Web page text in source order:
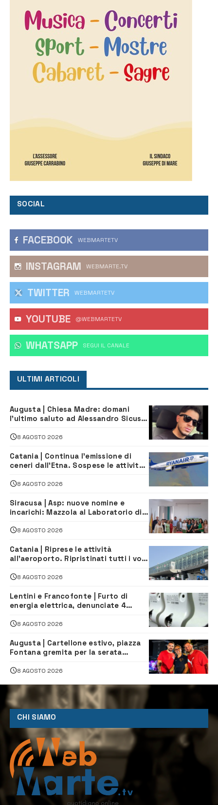
SOCIAL
FACEBOOK WEBMARTETV
INSTAGRAM WEBMARTE.TV
TWITTER WEBMARTETV
YOUTUBE @WEBMARTETV
WHATSAPP ‎SEGUI IL CANALE
ULTIMI ARTICOLI
Augusta | Chiesa Madre: domani
l’ultimo saluto ad Alessandro Sicuso,
8 AGOSTO 2026
Catania | Continua l’emissione di
ceneri dall’Etna. Sospese le attività
8 AGOSTO 2026
Siracusa | Asp: nuove nomine e
incarichi: Mazzola al Laboratorio di
Servizio Legale
8 AGOSTO 2026
Catania | Riprese le attività
all’aeroporto. Ripristinati tutti i voli
8 AGOSTO 2026
Lentini e Francofonte | Furto di
energia elettrica, denunciate 4
8 AGOSTO 2026
Augusta | Cartellone estivo, piazza
Fontana gremita per la serata
8 AGOSTO 2026
CHI SIAMO